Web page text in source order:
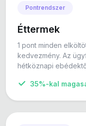
Pontrendszer
Éttermek
1 pont minden
kedvezmény. Az
hétköznapi
35%-kal